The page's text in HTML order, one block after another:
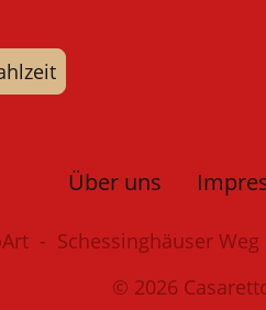
Über uns
- Schessinghäuser
© 2026